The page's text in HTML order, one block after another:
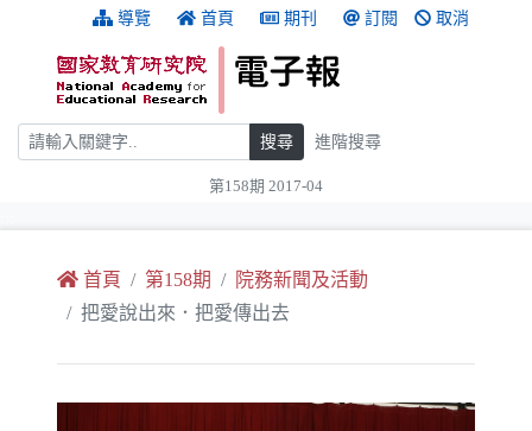
跳到主要內容 導覽 首頁 期刊 訂閱 取消
搜尋 搜尋 進階搜尋
第158期 2017-04
首頁 第158期
院務新聞及活動
把愛說出來．把愛傳出去